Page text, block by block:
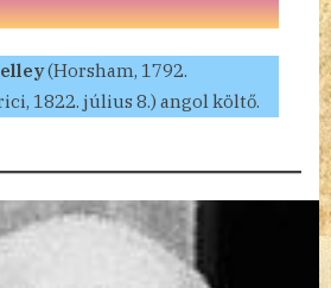
(Horsham, 1792.
1822. július 8.) angol költő.